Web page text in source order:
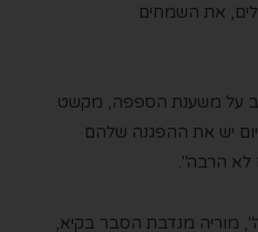
את השמחים
על משענת הספפה, מקשט
יש את ההפגנה שלהם
לא הרבה".
מוריה מנדבת הסבר בקיא,